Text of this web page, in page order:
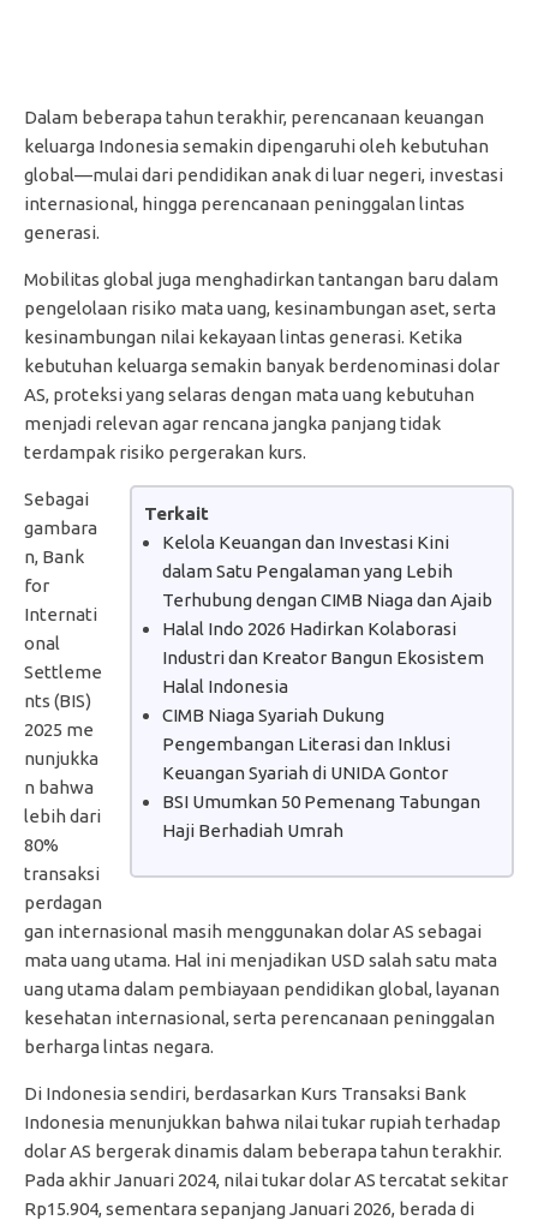
Dalam beberapa tahun terakhir, perencanaan keuangan
keluarga Indonesia semakin dipengaruhi oleh kebutuhan
global—mulai dari pendidikan anak di luar negeri, investasi
internasional, hingga perencanaan peninggalan lintas
generasi.
Mobilitas global juga menghadirkan tantangan baru dalam
pengelolaan risiko mata uang, kesinambungan aset, serta
kesinambungan nilai kekayaan lintas generasi. Ketika
kebutuhan keluarga semakin banyak berdenominasi dolar
AS, proteksi yang selaras dengan mata uang kebutuhan
menjadi relevan agar rencana jangka panjang tidak
terdampak risiko pergerakan kurs.
Terkait
Kelola Keuangan dan Investasi Kini
dalam Satu Pengalaman yang Lebih
Terhubung dengan CIMB Niaga dan Ajaib
Halal Indo 2026 Hadirkan Kolaborasi
Industri dan Kreator Bangun Ekosistem
Halal Indonesia
CIMB Niaga Syariah Dukung
Pengembangan Literasi dan Inklusi
Keuangan Syariah di UNIDA Gontor
BSI Umumkan 50 Pemenang Tabungan
Haji Berhadiah Umrah
Sebagai
gambara
n, Bank
for
Internati
onal
Settleme
nts (BIS)
2025 me
nunjukka
n bahwa
lebih dari
80%
transaksi
perdagan
gan internasional masih menggunakan dolar AS sebagai
mata uang utama. Hal ini menjadikan USD salah satu mata
uang utama dalam pembiayaan pendidikan global, layanan
kesehatan internasional, serta perencanaan peninggalan
berharga lintas negara.
Di Indonesia sendiri, berdasarkan Kurs Transaksi Bank
Indonesia menunjukkan bahwa nilai tukar rupiah terhadap
dolar AS bergerak dinamis dalam beberapa tahun terakhir.
Pada akhir Januari 2024, nilai tukar dolar AS tercatat sekitar
Rp15.904, sementara sepanjang Januari 2026, berada di